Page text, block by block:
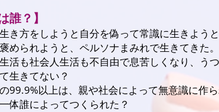
誰？】
き方をしようと自分を偽って常識に生きようと
められようと、ペルソナまみれで生きてきた。
活も社会人生活も不自由で息苦しくなり、う
生きてない？
99.9%以上は、親や社会によって無意識に作
体誰によってつくられた？